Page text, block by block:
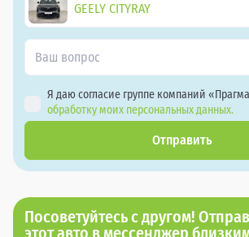
GEELY CITYRAY
Я даю согласие группе компаний
обработку моих персональных данных.
Отправить
Посоветуйтесь с другом!
этот авто в мессенджер